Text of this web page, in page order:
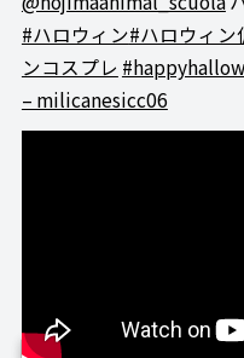
#ハロウィン#ハロウィン
ンコスプレ
– milicanesicc06